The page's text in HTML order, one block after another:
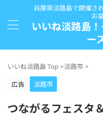
兵庫県淡路島で開催さ
お
いいね淡路島
ー
いいね淡路島 Top >淡路市 >
広告
淡路市
つながるフェスタ